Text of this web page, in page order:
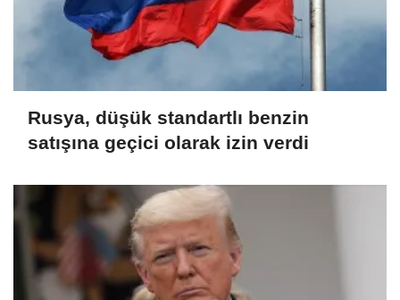
Rusya, düşük standartlı benzin
satışına geçici olarak izin verdi